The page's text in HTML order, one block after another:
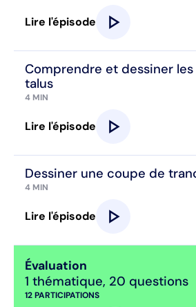
Lire l'épisode play_arrow
Comprendre et dessiner les
talus
4 MIN
Lire l'épisode play_arrow
Dessiner une coupe de
4 MIN
Lire l'épisode play_arrow
Évaluation
1 thématique, 20 questions
12PARTICIPATIONS